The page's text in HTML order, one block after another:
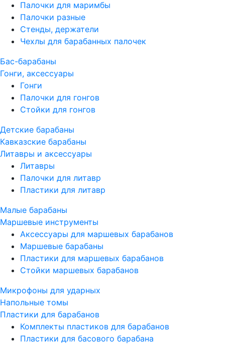
Палочки для маримбы
Палочки разные
Стенды, держатели
Чехлы для барабанных палочек
Бас-барабаны
Гонги, аксессуары
Гонги
Палочки для гонгов
Стойки для гонгов
Детские барабаны
Кавказские барабаны
Литавры и аксессуары
Литавры
Палочки для литавр
Пластики для литавр
Малые барабаны
Маршевые инструменты
Аксессуары для маршевых барабанов
Маршевые барабаны
Пластики для маршевых барабанов
Стойки маршевых барабанов
Микрофоны для ударных
Напольные томы
Пластики для барабанов
Комплекты пластиков для барабанов
Пластики для басового барабана